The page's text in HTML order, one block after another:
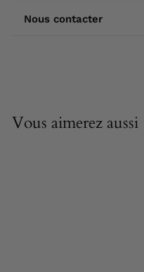
Nous contacter
Vous aimerez aussi